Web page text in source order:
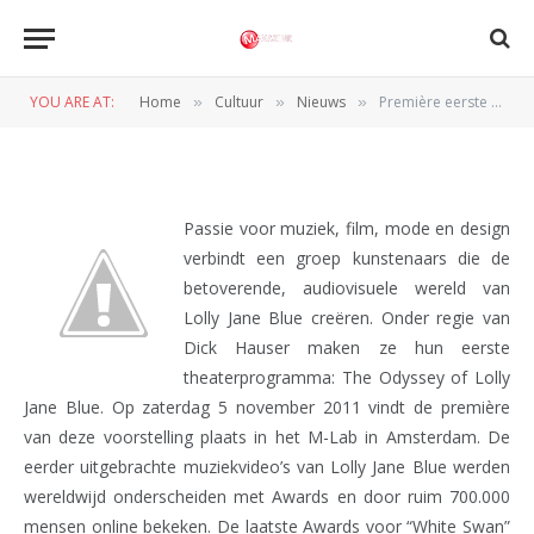
YOU ARE AT: Home » Cultuur » Nieuws » Première eerste muziekvoorstelling Lolly Jane Blue in Amsterdam
muziekvoorstelling Lolly Jane
Passie voor muziek, film, mode en design
verbindt een groep kunstenaars die de
betoverende, audiovisuele wereld van
Lolly Jane Blue creëren. Onder regie van
Dick Hauser maken ze hun eerste
theaterprogramma: The Odyssey of Lolly
Jane Blue. Op zaterdag 5 november 2011 vindt de première
van deze voorstelling plaats in het M-Lab in Amsterdam. De
eerder uitgebrachte muziekvideo’s van Lolly Jane Blue werden
wereldwijd onderscheiden met Awards en door ruim 700.000
mensen online bekeken. De laatste Awards voor “White Swan”